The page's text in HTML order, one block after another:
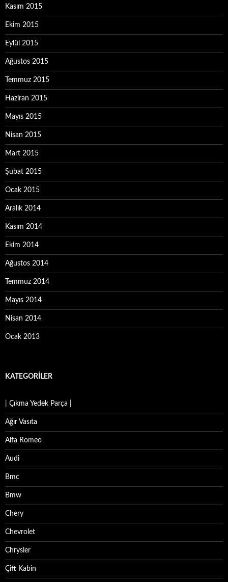
Kasım 2015
Ekim 2015
Eylül 2015
Ağustos 2015
Temmuz 2015
Haziran 2015
Mayıs 2015
Nisan 2015
Mart 2015
Şubat 2015
Ocak 2015
Aralık 2014
Kasım 2014
Ekim 2014
Ağustos 2014
Temmuz 2014
Mayıs 2014
Nisan 2014
Ocak 2013
KATEGORILER
| Çıkma Yedek Parça |
Ağır Vasıta
Alfa Romeo
Audi
Bmc
Bmw
Chery
Chevrolet
Chrysler
Çift Kabin